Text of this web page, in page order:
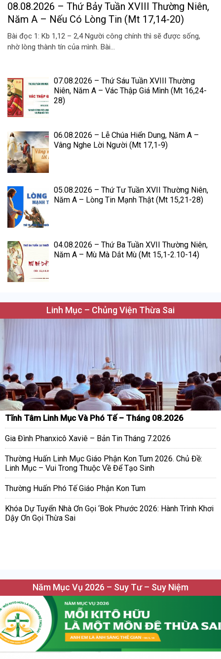
08.08.2026 – Thứ Bảy Tuần XVIII Thường Niên,
Năm A – Nếu Có Lòng Tin (Mt 17,14-20)
Bài đọc 1: Kb 1,12 – 2,4 Người công chính thì sẽ được sống,
nhờ lòng thành tín của mình. Bài...
07.08.2026 – Thứ Sáu Tuần XVIII Thường
Niên, Năm A – Vác Thập Giá Mình (Mt 16,24-
28)
06.08.2026 – Lễ Chúa Hiển Dung, Năm A –
Vâng Nghe Lời Người (Mt 17,1-9)
05.08.2026 – Thứ Tư Tuần XVII Thường Niên,
Năm A – Lòng Tin Mạnh Thật (Mt 15,21-28)
04.08.2026 – Thứ Ba Tuần XVII Thường Niên,
Năm A – Mù Mà Dắt Mù (Mt 15,1-2.10-14)
Linh Mục – Chủng Viện Thừa Sai
Tĩnh Tâm Linh Mục Và Phó Tế – Tháng 08.2026
Gia Đình Phanxicô Xaviê – Bản Tin Tháng 7.2026
Thường Huấn Linh Mục Giáo Phận Kon Tum 2026. Chủ Đề:
Linh Mục – Vui Trong Thuộc Về Để Tạo Sinh
Thường Huấn Phó Tế Giáo Phận Kon Tum
Khóa Dự Tuyển Nhà Ơn Gọi ‘Bok Phước 2026: Hành Trình Khơi
Dậy Ơn Gọi Thừa Sai
Năm Mục Vụ 2026 – Suy Tư – Suy Niệm